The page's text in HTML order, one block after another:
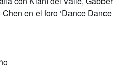
Chen en el foro ‘Dance Dance